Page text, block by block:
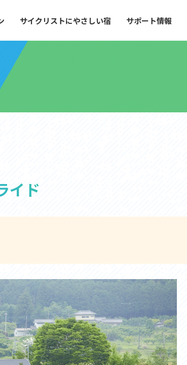
サイクリストにやさしい宿 サポート情報
サイクリストに「また来たい」
うな便利でやさしい宿泊施設を
やさしい宿
洗町・ひたちなか市を中心に、
海岸線などを走り抜ける爽快な
やさしい宿
ートステーション
ー
浜シーサイドルート利活用
リンク集
イド